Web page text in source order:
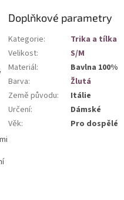
Doplňkové parametry
Kategorie:
Trika a tílka
Velikost:
S/M
Materiál:
Bavlna 100%
Barva:
Žlutá
Země původu:
Itálie
Určení:
Dámské
Věk: Pro dospělé